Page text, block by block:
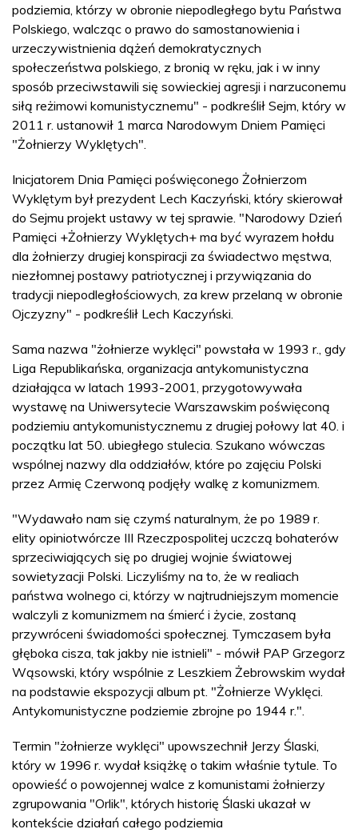
podziemia, którzy w obronie niepodległego bytu Państwa
Polskiego, walcząc o prawo do samostanowienia i
urzeczywistnienia dążeń demokratycznych
społeczeństwa polskiego, z bronią w ręku, jak i w inny
sposób przeciwstawili się sowieckiej agresji i narzuconemu
siłą reżimowi komunistycznemu" - podkreślił Sejm, który w
2011 r. ustanowił 1 marca Narodowym Dniem Pamięci
"Żołnierzy Wyklętych".
Inicjatorem Dnia Pamięci poświęconego Żołnierzom
Wyklętym był prezydent Lech Kaczyński, który skierował
do Sejmu projekt ustawy w tej sprawie. "Narodowy Dzień
Pamięci +Żołnierzy Wyklętych+ ma być wyrazem hołdu
dla żołnierzy drugiej konspiracji za świadectwo męstwa,
niezłomnej postawy patriotycznej i przywiązania do
tradycji niepodległościowych, za krew przelaną w obronie
Ojczyzny" - podkreślił Lech Kaczyński.
Sama nazwa "żołnierze wyklęci" powstała w 1993 r., gdy
Liga Republikańska, organizacja antykomunistyczna
działająca w latach 1993-2001, przygotowywała
wystawę na Uniwersytecie Warszawskim poświęconą
podziemiu antykomunistycznemu z drugiej połowy lat 40. i
początku lat 50. ubiegłego stulecia. Szukano wówczas
wspólnej nazwy dla oddziałów, które po zajęciu Polski
przez Armię Czerwoną podjęły walkę z komunizmem.
"Wydawało nam się czymś naturalnym, że po 1989 r.
elity opiniotwórcze III Rzeczpospolitej uczczą bohaterów
sprzeciwiających się po drugiej wojnie światowej
sowietyzacji Polski. Liczyliśmy na to, że w realiach
państwa wolnego ci, którzy w najtrudniejszym momencie
walczyli z komunizmem na śmierć i życie, zostaną
przywróceni świadomości społecznej. Tymczasem była
głęboka cisza, tak jakby nie istnieli" - mówił PAP Grzegorz
Wąsowski, który wspólnie z Leszkiem Żebrowskim wydał
na podstawie ekspozycji album pt. "Żołnierze Wyklęci.
Antykomunistyczne podziemie zbrojne po 1944 r.".
Termin "żołnierze wyklęci" upowszechnił Jerzy Ślaski,
który w 1996 r. wydał książkę o takim właśnie tytule. To
opowieść o powojennej walce z komunistami żołnierzy
zgrupowania "Orlik", których historię Ślaski ukazał w
kontekście działań całego podziemia